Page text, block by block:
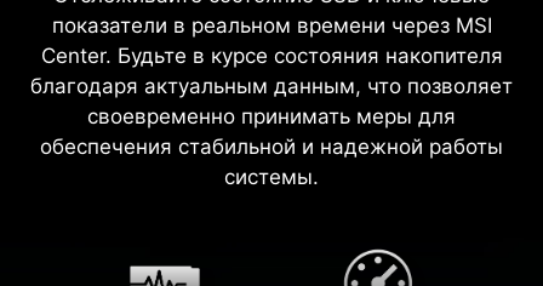
показатели в реальном времени через MSI
Center. Будьте в курсе состояния накопителя
благодаря актуальным данным, что позволяет
своевременно принимать меры для
обеспечения стабильной и надежной работы
системы.